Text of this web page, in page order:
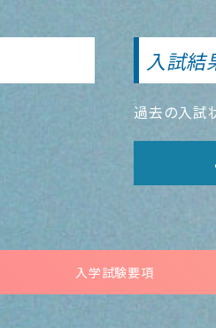
入試結
過去の入試
入学試験要項